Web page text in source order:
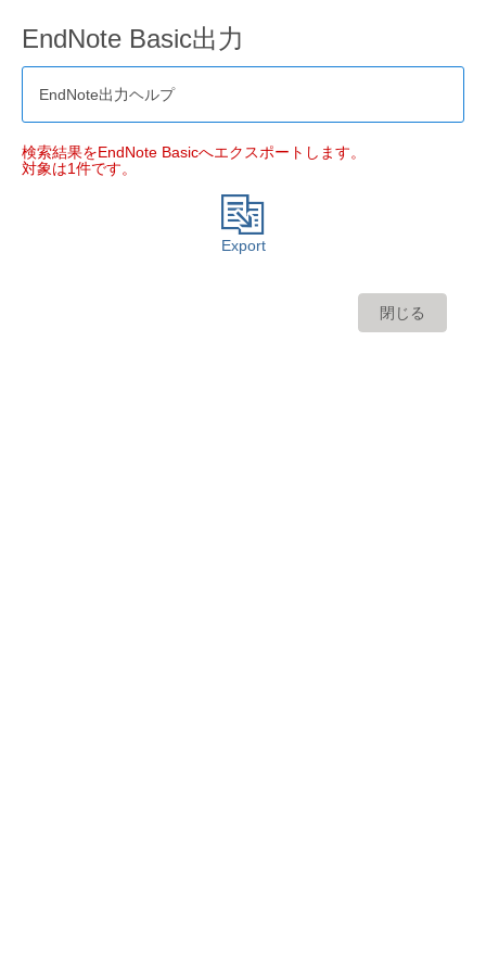
EndNote Basic出力
EndNote出力ヘルプ
検索結果をEndNote Basicへエクスポートします。
対象は1件です。
Export